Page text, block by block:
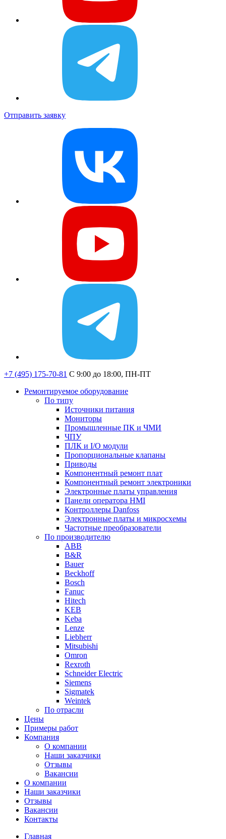
Отправить заявку
+7 (495) 175-70-81 C 9:00 до 18:00, ПН-ПТ
Ремонтируемое оборудование
По типу
Источники питания
Мониторы
Промышленные ПК и ЧМИ
ЧПУ
ПЛК и I/O модули
Пропорциональные клапаны
Приводы
Компонентный ремонт плат
Компонентный ремонт электроники
Электронные платы управления
Панели оператора HMI
Контроллеры Danfoss
Электронные платы и микросхемы
Частотные преобразователи
По производителю
ABB
B&R
Bauer
Beckhoff
Bosch
Fanuc
Hitech
KEB
Keba
Lenze
Liebherr
Mitsubishi
Omron
Rexroth
Schneider Electric
Siemens
Sigmatek
Weintek
По отрасли
Цены
Примеры работ
Компания
О компании
Наши заказчики
Отзывы
Вакансии
О компании
Наши заказчики
Отзывы
Вакансии
Контакты
Главная